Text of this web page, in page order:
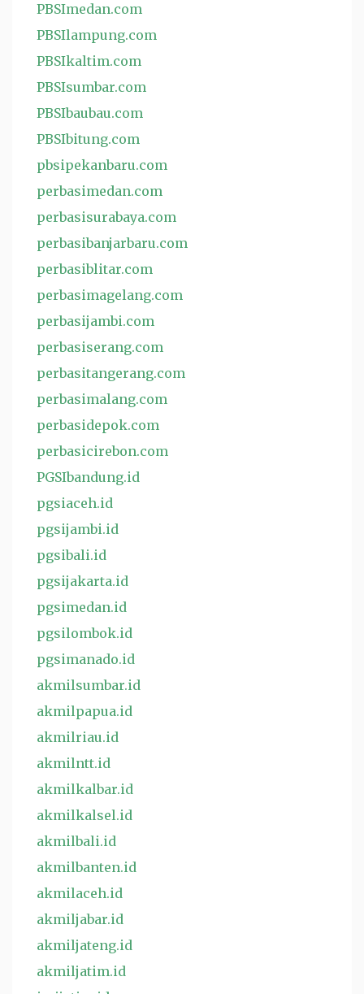
PBSImedan.com
PBSIlampung.com
PBSIkaltim.com
PBSIsumbar.com
PBSIbaubau.com
PBSIbitung.com
pbsipekanbaru.com
perbasimedan.com
perbasisurabaya.com
perbasibanjarbaru.com
perbasiblitar.com
perbasimagelang.com
perbasijambi.com
perbasiserang.com
perbasitangerang.com
perbasimalang.com
perbasidepok.com
perbasicirebon.com
PGSIbandung.id
pgsiaceh.id
pgsijambi.id
pgsibali.id
pgsijakarta.id
pgsimedan.id
pgsilombok.id
pgsimanado.id
akmilsumbar.id
akmilpapua.id
akmilriau.id
akmilntt.id
akmilkalbar.id
akmilkalsel.id
akmilbali.id
akmilbanten.id
akmilaceh.id
akmiljabar.id
akmiljateng.id
akmiljatim.id